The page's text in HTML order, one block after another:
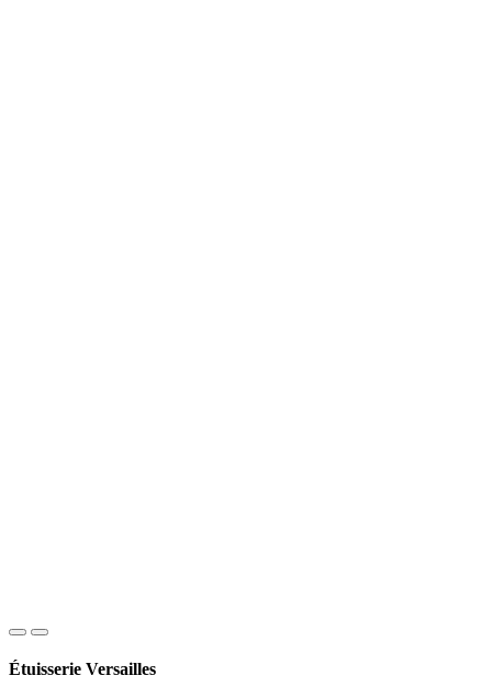
Étuisserie Versailles